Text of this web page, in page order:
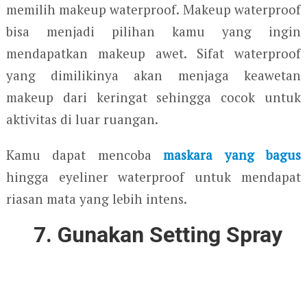
memilih makeup waterproof. Makeup waterproof
bisa menjadi pilihan kamu yang ingin
mendapatkan makeup awet. Sifat waterproof
yang dimilikinya akan menjaga keawetan
makeup dari keringat sehingga cocok untuk
aktivitas di luar ruangan.
Kamu dapat mencobamaskara yang bagus
hingga eyeliner waterproof untuk mendapat
riasan mata yang lebih intens.
7. Gunakan Setting Spray